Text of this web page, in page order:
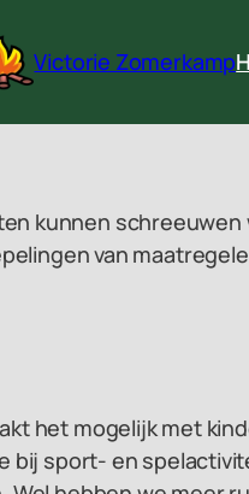
Victorie Zomerkamp
kunnen schreeuwen
van
het mogelijk met
bij sport- en